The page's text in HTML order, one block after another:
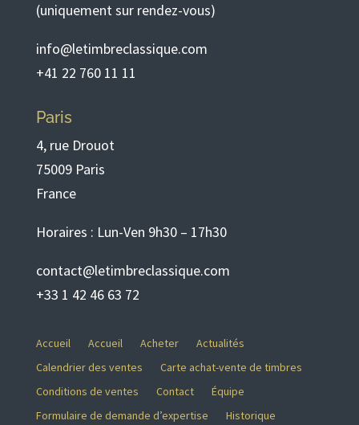
(uniquement sur rendez-vous)
info@letimbreclassique.com
+41 22 760 11 11
Paris
4, rue Drouot
75009 Paris
France
Horaires : Lun-Ven 9h30 – 17h30
contact@letimbreclassique.com
+33 1 42 46 63 72
Accueil Accueil Acheter
Actualités
Calendrier des ventes
Carte achat-vente de timbres
Conditions de ventes
Contact
Équipe
Formulaire de demande d’expertise
Historique